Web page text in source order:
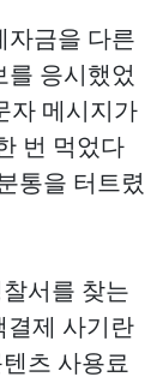
자금을 다른
응시했었
자 메시지가
번 먹었다
통을 터트렸
서를 찾는
결제 사기란
츠 사용료